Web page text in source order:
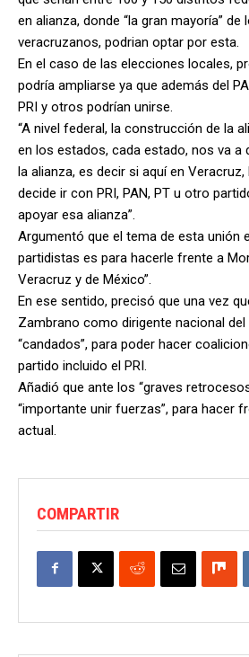
en alianza, donde “la gran mayoría”
veracruzanos, podrian optar por esta.
En el caso de las elecciones locales,
podría ampliarse ya que además del
PRI y otros podrían unirse.
“A nivel federal, la construcción de la
en los estados, cada estado, nos va a
la alianza, es decir si aquí en
decide ir con PRI, PAN, PT u otro
apoyar esa alianza”.
Argumentó que el tema de esta unión
partidistas es para hacerle frente a
Veracruz y de México”.
En ese sentido, precisó que una vez
Zambrano como dirigente nacional del
“candados”, para poder hacer
partido incluido el PRI.
Añadió que ante los “graves
“importante unir fuerzas”, para hacer
actual.
COMPARTIR